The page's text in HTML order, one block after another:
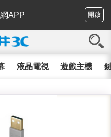
APP 開啟
液晶電視 遊戲主機